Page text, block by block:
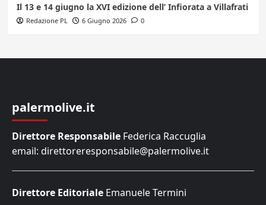
Il 13 e 14 giugno la XVI edizione dell’ Infiorata a Villafrati
Redazione PL 6 Giugno 2026 0
palermolive.it
Direttore Responsabile Federica Raccuglia
email: direttoreresponsabile@palermolive.it
Direttore Editoriale Emanuele Termini